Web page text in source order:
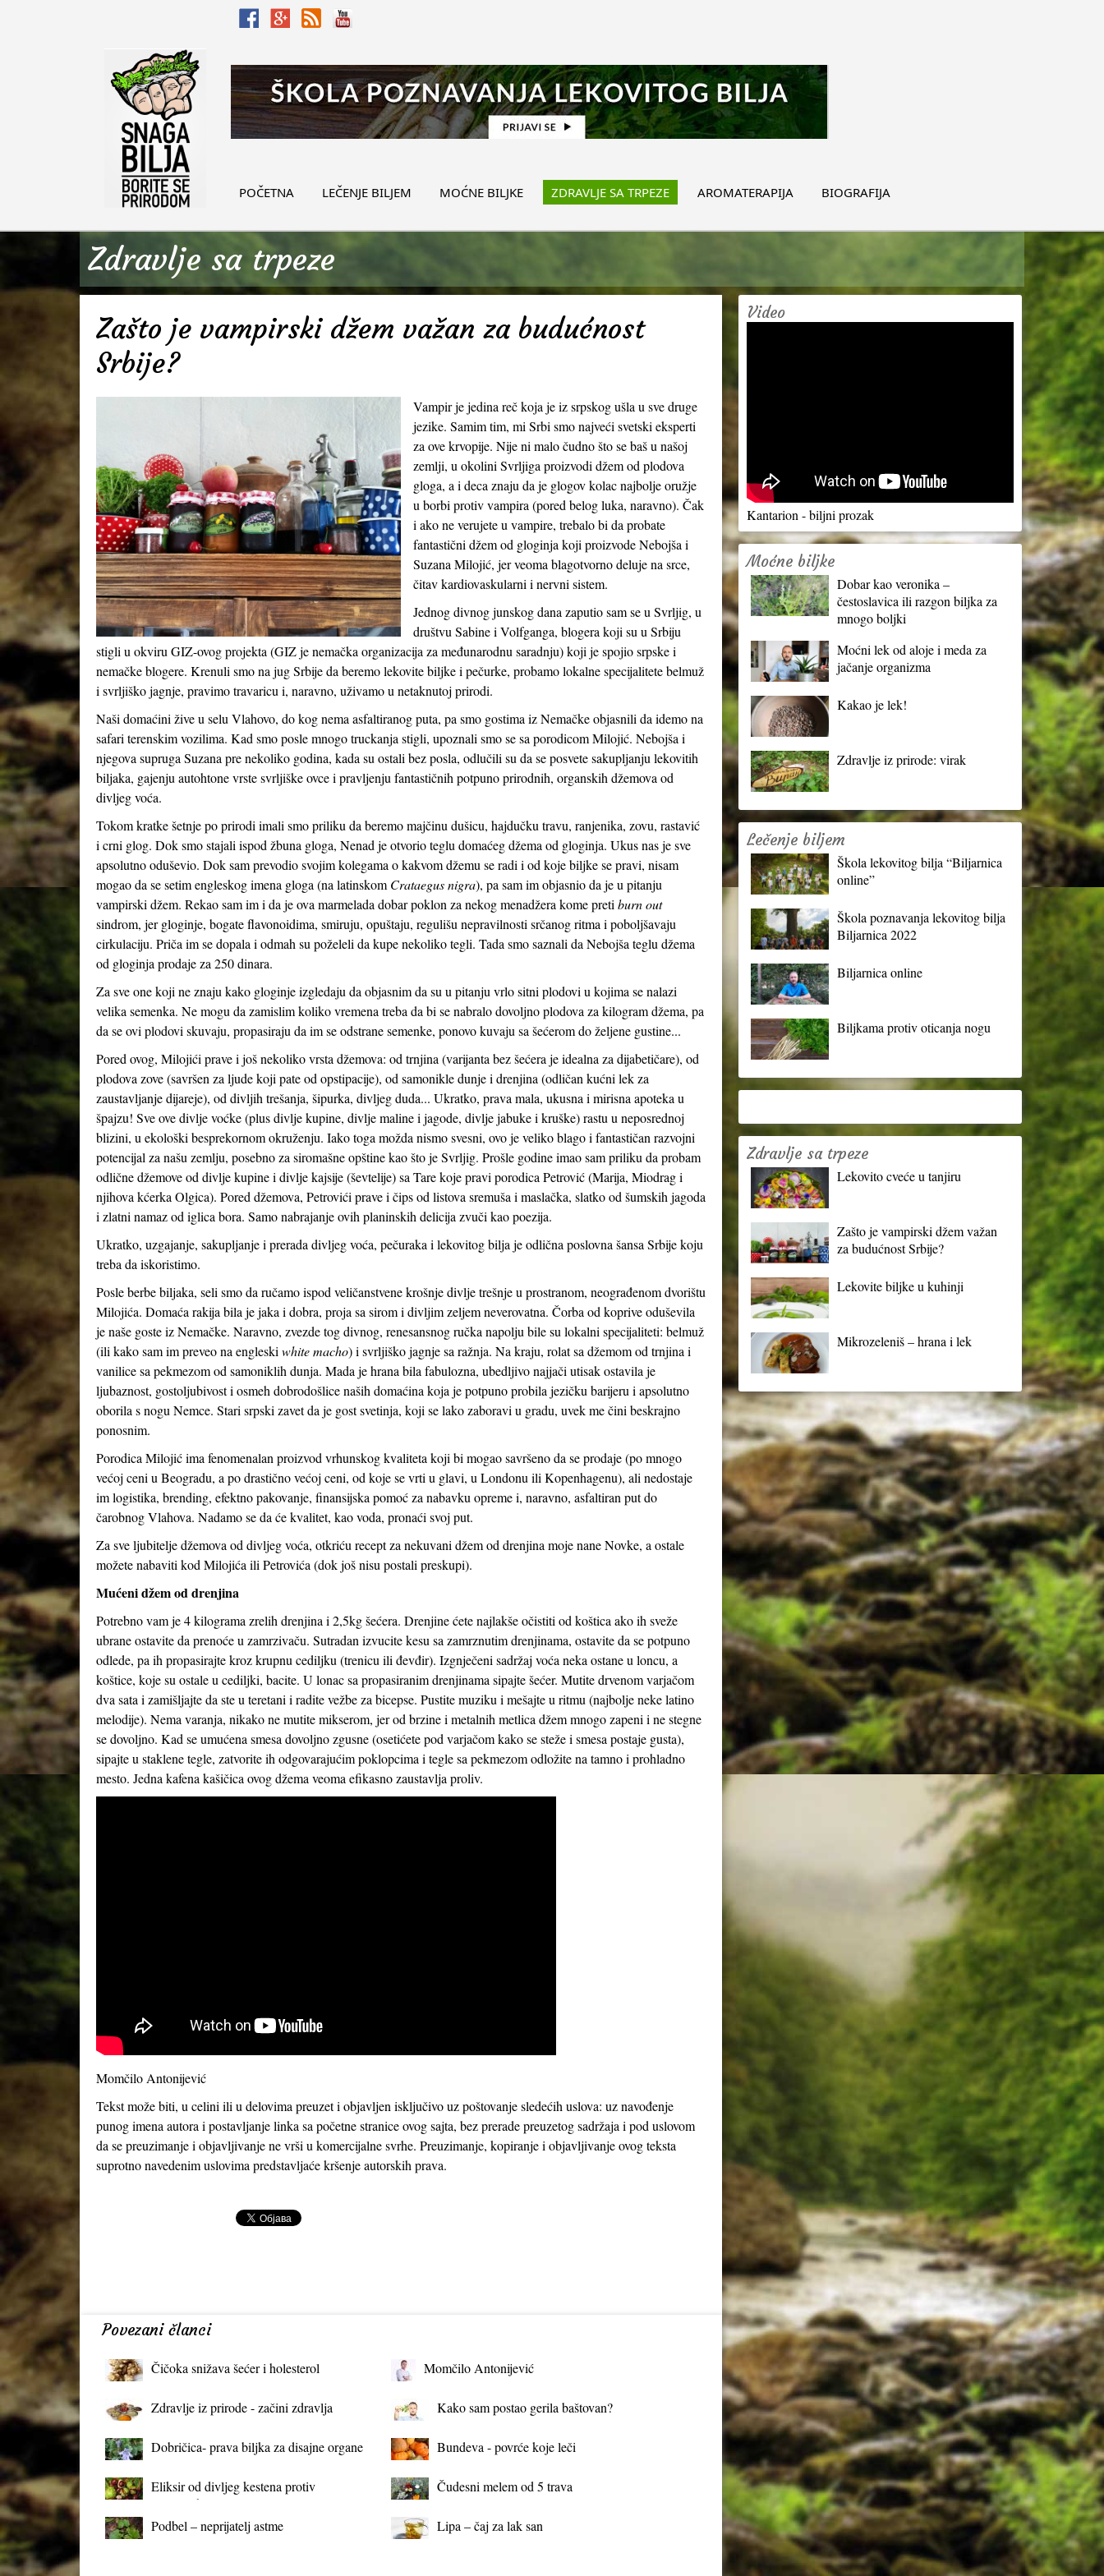
POČETNA LEČENJE BILJEM MOĆNE BILJKE ZDRAVLJE SA TRPEZE AROMATERAPIJA BIOGRAFIJA
Zdravlje sa trpeze
Zašto je vampirski džem važan za budućnost
Srbije?
Vampir je jedina reč koja je iz srpskog ušla u sve druge
jezike. Samim tim, mi Srbi smo najveći svetski eksperti
za ove krvopije. Nije ni malo čudno što se baš u našoj
zemlji, u okolini Svrljiga proizvodi džem od plodova
gloga, a i deca znaju da je glogov kolac najbolje oružje
u borbi protiv vampira (pored belog luka, naravno). Čak
i ako ne verujete u vampire, trebalo bi da probate
fantastični džem od gloginja koji proizvode Nebojša i
Suzana Milojić, jer veoma blagotvorno deluje na srce,
čitav kardiovaskularni i nervni sistem.
Jednog divnog junskog dana zaputio sam se u Svrljig, u
društvu Sabine i Volfganga, blogera koji su u Srbiju
stigli u okviru GIZ-ovog projekta (GIZ je nemačka organizacija za međunarodnu saradnju) koji je spojio srpske i
nemačke blogere. Krenuli smo na jug Srbije da beremo lekovite biljke i pečurke, probamo lokalne specijalitete belmuž
i svrljiško jagnje, pravimo travaricu i, naravno, uživamo u netaknutoj prirodi.
Naši domaćini žive u selu Vlahovo, do kog nema asfaltiranog puta, pa smo gostima iz Nemačke objasnili da idemo na
safari terenskim vozilima. Kad smo posle mnogo truckanja stigli, upoznali smo se sa porodicom Milojić. Nebojša i
njegova supruga Suzana pre nekoliko godina, kada su ostali bez posla, odlučili su da se posvete sakupljanju lekovitih
biljaka, gajenju autohtone vrste svrljiške ovce i pravljenju fantastičnih potpuno prirodnih, organskih džemova od
divljeg voća.
Tokom kratke šetnje po prirodi imali smo priliku da beremo majčinu dušicu, hajdučku travu, ranjenika, zovu, rastavić
i crni glog. Dok smo stajali ispod žbuna gloga, Nenad je otvorio teglu domaćeg džema od gloginja. Ukus nas je sve
apsolutno oduševio. Dok sam prevodio svojim kolegama o kakvom džemu se radi i od koje biljke se pravi, nisam
mogao da se setim engleskog imena gloga (na latinskom Crataegus nigra), pa sam im objasnio da je u pitanju
vampirski džem. Rekao sam im i da je ova marmelada dobar poklon za nekog menadžera kome preti burn out
sindrom, jer gloginje, bogate flavonoidima, smiruju, opuštaju, regulišu nepravilnosti srčanog ritma i poboljšavaju
cirkulaciju. Priča im se dopala i odmah su poželeli da kupe nekoliko tegli. Tada smo saznali da Nebojša teglu džema
od gloginja prodaje za 250 dinara.
Za sve one koji ne znaju kako gloginje izgledaju da objasnim da su u pitanju vrlo sitni plodovi u kojima se nalazi
velika semenka. Ne mogu da zamislim koliko vremena treba da bi se nabralo dovoljno plodova za kilogram džema, pa
da se ovi plodovi skuvaju, propasiraju da im se odstrane semenke, ponovo kuvaju sa šećerom do željene gustine...
Pored ovog, Milojići prave i još nekoliko vrsta džemova: od trnjina (varijanta bez šećera je idealna za dijabetičare), od
plodova zove (savršen za ljude koji pate od opstipacije), od samonikle dunje i drenjina (odličan kućni lek za
zaustavljanje dijareje), od divljih trešanja, šipurka, divljeg duda... Ukratko, prava mala, ukusna i mirisna apoteka u
špajzu! Sve ove divlje voćke (plus divlje kupine, divlje maline i jagode, divlje jabuke i kruške) rastu u neposrednoj
blizini, u ekološki besprekornom okruženju. Iako toga možda nismo svesni, ovo je veliko blago i fantastičan razvojni
potencijal za našu zemlju, posebno za siromašne opštine kao što je Svrljig. Prošle godine imao sam priliku da probam
odlične džemove od divlje kupine i divlje kajsije (ševtelije) sa Tare koje pravi porodica Petrović (Marija, Miodrag i
njihova kćerka Olgica). Pored džemova, Petrovići prave i čips od listova sremuša i maslačka, slatko od šumskih jagoda
i zlatni namaz od iglica bora. Samo nabrajanje ovih planinskih delicija zvuči kao poezija.
Ukratko, uzgajanje, sakupljanje i prerada divljeg voća, pečuraka i lekovitog bilja je odlična poslovna šansa Srbije koju
treba da iskoristimo.
Posle berbe biljaka, seli smo da ručamo ispod veličanstvene krošnje divlje trešnje u prostranom, neograđenom dvorištu
Milojića. Domaća rakija bila je jaka i dobra, proja sa sirom i divljim zeljem neverovatna. Čorba od koprive oduševila
je naše goste iz Nemačke. Naravno, zvezde tog divnog, renesansnog ručka napolju bile su lokalni specijaliteti: belmuž
(ili kako sam im preveo na engleski white macho) i svrljiško jagnje sa ražnja. Na kraju, rolat sa džemom od trnjina i
vanilice sa pekmezom od samoniklih dunja. Mada je hrana bila fabulozna, ubedljivo najjači utisak ostavila je
ljubaznost, gostoljubivost i osmeh dobrodošlice naših domaćina koja je potpuno probila jezičku barijeru i apsolutno
oborila s nogu Nemce. Stari srpski zavet da je gost svetinja, koji se lako zaboravi u gradu, uvek me čini beskrajno
ponosnim.
Porodica Milojić ima fenomenalan proizvod vrhunskog kvaliteta koji bi mogao savršeno da se prodaje (po mnogo
većoj ceni u Beogradu, a po drastično većoj ceni, od koje se vrti u glavi, u Londonu ili Kopenhagenu), ali nedostaje
im logistika, brending, efektno pakovanje, finansijska pomoć za nabavku opreme i, naravno, asfaltiran put do
čarobnog Vlahova. Nadamo se da će kvalitet, kao voda, pronaći svoj put.
Za sve ljubitelje džemova od divljeg voća, otkriću recept za nekuvani džem od drenjina moje nane Novke, a ostale
možete nabaviti kod Milojića ili Petrovića (dok još nisu postali preskupi).
Mućeni džem od drenjina
Potrebno vam je 4 kilograma zrelih drenjina i 2,5kg šećera. Drenjine ćete najlakše očistiti od koštica ako ih sveže
ubrane ostavite da prenoće u zamrzivaču. Sutradan izvucite kesu sa zamrznutim drenjinama, ostavite da se potpuno
odlede, pa ih propasirajte kroz krupnu cediljku (trenicu ili đevđir). Izgnječeni sadržaj voća neka ostane u loncu, a
koštice, koje su ostale u cediljki, bacite. U lonac sa propasiranim drenjinama sipajte šećer. Mutite drvenom varjačom
dva sata i zamišljajte da ste u teretani i radite vežbe za bicepse. Pustite muziku i mešajte u ritmu (najbolje neke latino
melodije). Nema varanja, nikako ne mutite mikserom, jer od brzine i metalnih metlica džem mnogo zapeni i ne stegne
se dovoljno. Kad se umućena smesa dovoljno zgusne (osetićete pod varjačom kako se steže i smesa postaje gusta),
sipajte u staklene tegle, zatvorite ih odgovarajućim poklopcima i tegle sa pekmezom odložite na tamno i prohladno
mesto. Jedna kafena kašičica ovog džema veoma efikasno zaustavlja proliv.
Momčilo Antonijević
Tekst može biti, u celini ili u delovima preuzet i objavljen isključivo uz poštovanje sledećih uslova: uz navođenje
punog imena autora i postavljanje linka sa početne stranice ovog sajta, bez prerade preuzetog sadržaja i pod uslovom
da se preuzimanje i objavljivanje ne vrši u komercijalne svrhe. Preuzimanje, kopiranje i objavljivanje ovog teksta
suprotno navedenim uslovima predstavljaće kršenje autorskih prava.
Povezani članci
Čičoka snižava šećer i holesterol Momčilo Antonijević
Zdravlje iz prirode - začini zdravlja Kako sam postao gerila baštovan?
Dobričica- prava biljka za disajne organe Bundeva - povrće koje leči
Eliksir od divljeg kestena protiv
proširenih vena
Čudesni melem od 5 trava
Podbel – neprijatelj astme Lipa – čaj za lak san
Video
Kantarion - biljni prozak
Moćne biljke
Dobar kao veronika –
čestoslavica ili razgon biljka za
mnogo boljki
Moćni lek od aloje i meda za
jačanje organizma
Kakao je lek!
Zdravlje iz prirode: virak
Lečenje biljem
Škola lekovitog bilja “Biljarnica
online”
Škola poznavanja lekovitog bilja
Biljarnica 2022
Biljarnica online
Biljkama protiv oticanja nogu
Zdravlje sa trpeze
Lekovito cveće u tanjiru
Zašto je vampirski džem važan
za budućnost Srbije?
Lekovite biljke u kuhinji
Mikrozeleniš – hrana i lek